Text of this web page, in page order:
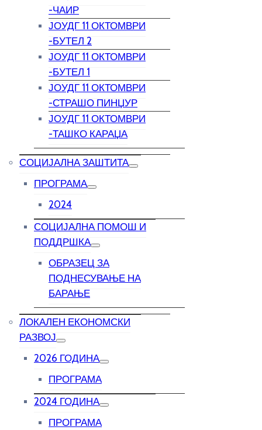
-ЧАИР
ЈОУДГ 11 ОКТОМВРИ
-БУТЕЛ 2
ЈОУДГ 11 ОКТОМВРИ
-БУТЕЛ 1
ЈОУДГ 11 ОКТОМВРИ
-СТРАШО ПИНЏУР
ЈОУДГ 11 ОКТОМВРИ
-ТАШКО КАРАЏА
СОЦИЈАЛНА ЗАШТИТА
ПРОГРАМА
2024
СОЦИЈАЛНА ПОМОШ И
ПОДДРШКА
ОБРАЗЕЦ ЗА
ПОДНЕСУВАЊЕ НА
БАРАЊЕ
ЛОКАЛЕН ЕКОНОМСКИ
РАЗВОЈ
2026 ГОДИНА
ПРОГРАМА
2024 ГОДИНА
ПРОГРАМА